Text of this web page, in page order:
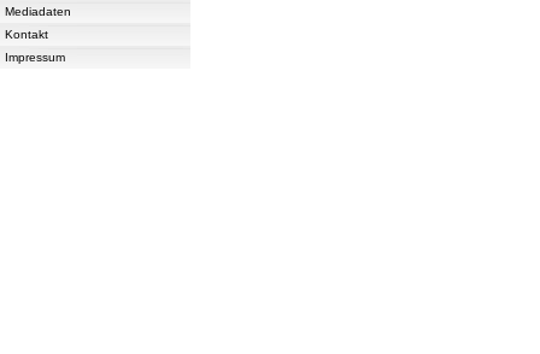
Mediadaten
Kontakt
Impressum